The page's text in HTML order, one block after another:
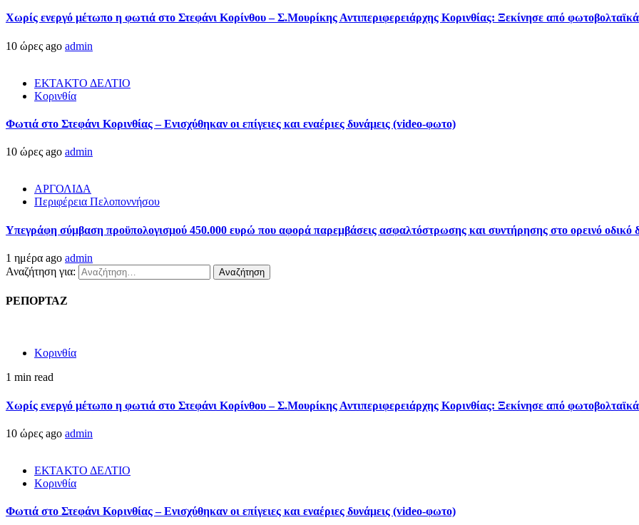
Χωρίς ενεργό μέτωπο η φωτιά στο Στεφάνι Κορίνθου – Σ.Μουρίκης Αντιπεριφερειάρχης Κορινθίας: Ξεκίνησε από
10 ώρες ago admin
ΕΚΤΑΚΤΟ ΔΕΛΤΙΟ
Κορινθία
Φωτιά στο Στεφάνι Κορινθίας – Ενισχύθηκαν οι επίγειες και εναέριες δυνάμεις (video-φωτο)
10 ώρες ago admin
ΑΡΓΟΛΙΔΑ
Περιφέρεια Πελοποννήσου
Υπεγράφη σύμβαση προϋπολογισμού 450.000 ευρώ που αφορά παρεμβάσεις ασφαλτόστρωσης και συντήρησης στο ορεινό οδικό
1 ημέρα ago admin
Αναζήτηση για:
ΡΕΠΟΡΤΑΖ
Κορινθία
1 min read
Χωρίς ενεργό μέτωπο η φωτιά στο Στεφάνι Κορίνθου – Σ.Μουρίκης Αντιπεριφερειάρχης Κορινθίας: Ξεκίνησε από
10 ώρες ago admin
ΕΚΤΑΚΤΟ ΔΕΛΤΙΟ
Κορινθία
Φωτιά στο Στεφάνι Κορινθίας – Ενισχύθηκαν οι επίγειες και εναέριες δυνάμεις (video-φωτο)